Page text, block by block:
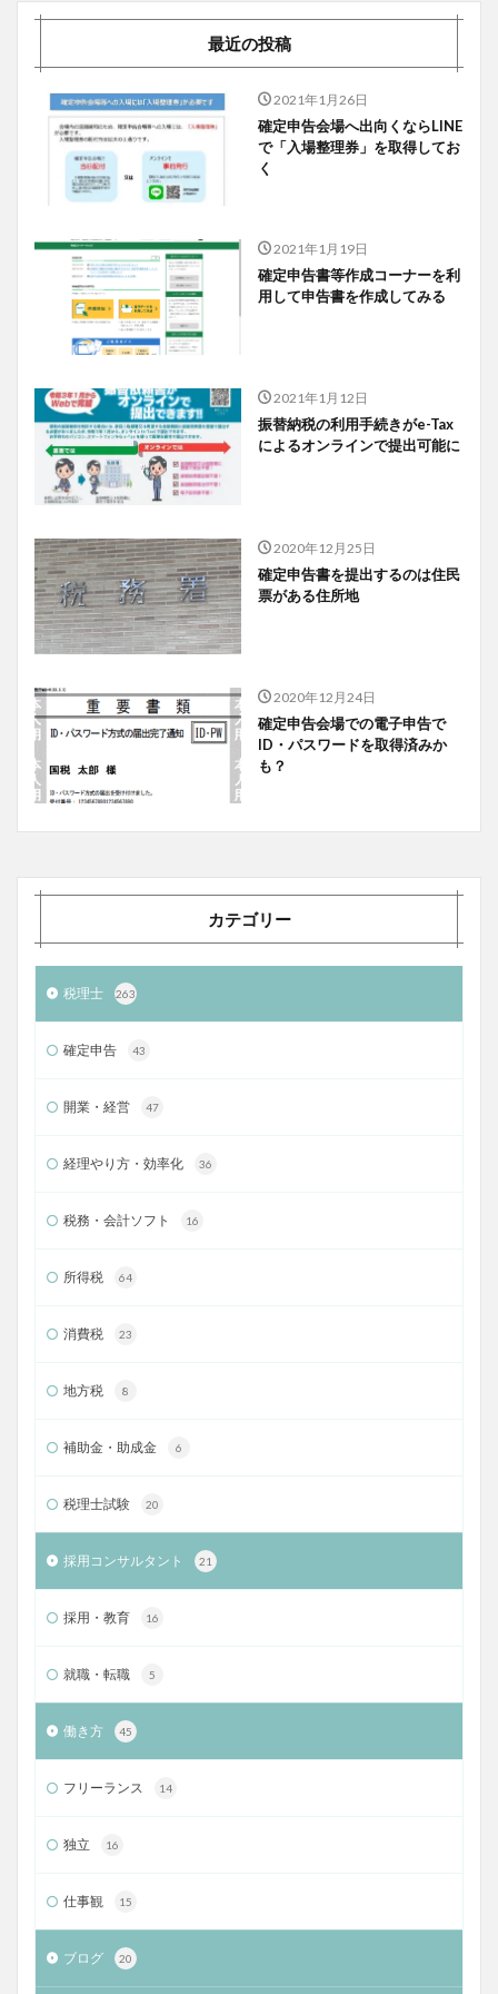
最近の投稿
2021年1月26日
確定申告会場へ出向くならLINE
で「入場整理券」を取得してお
く
2021年1月19日
確定申告書等作成コーナーを利
用して申告書を作成してみる
2021年1月12日
振替納税の利用手続きがe-Tax
によるオンラインで提出可能に
2020年12月25日
確定申告書を提出するのは住民
票がある住所地
2020年12月24日
確定申告会場での電子申告で
ID・パスワードを取得済みか
も？
カテゴリー
税理士 263
確定申告 43
開業・経営 47
経理やり方・効率化 36
税務・会計ソフト 16
所得税 64
消費税 23
地方税 8
補助金・助成金 6
税理士試験 20
採用コンサルタント 21
採用・教育 16
就職・転職 5
働き方 45
フリーランス 14
独立 16
仕事観 15
ブログ 20